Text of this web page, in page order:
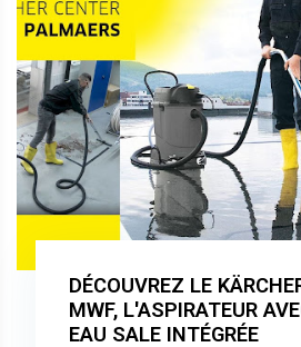
DÉCOUVREZ LE
MWF, L'ASPIRATEUR
EAU SALE INTÉGRÉE